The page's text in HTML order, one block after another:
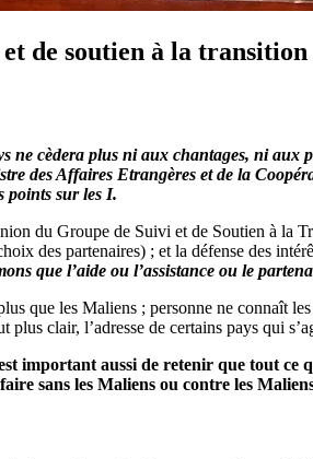
de soutien à la
ne cèdera plus ni aux chantages, ni
des Affaires Etrangères et de la
points sur les I.
du Groupe de Suivi et de Soutien à
des partenaires) ; et la défense des
que l’aide ou l’assistance ou le
que les Maliens ; personne ne connaît
clair, l’adresse de certains pays qui
important aussi de retenir que tout ce
sans les Maliens ou contre les